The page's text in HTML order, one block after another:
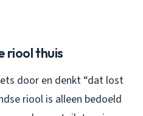
riool thuis
door en denkt “dat lost
riool is alleen bedoeld